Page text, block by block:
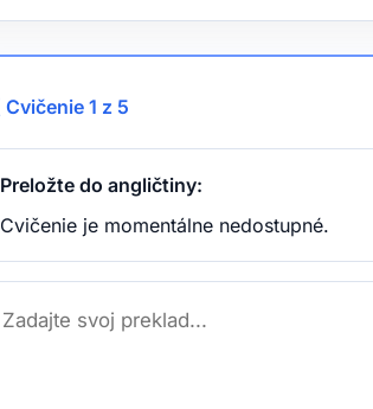
Cvičenie 1 z 5
Preložte do angličtiny:
Cvičenie je momentálne nedostupné.